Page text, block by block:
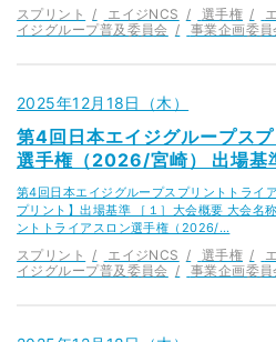
スプリント エイジNCS 選手権
イジグループ普及委員会
事業企画委員
2025年12月18日（木）
第4回日本エイジグループス
選手権（2026/宮崎） 出場基
第4回日本エイジグループスプリントトライ
プリント】出場基準 ［１］大会概要 大会名
ントトライアスロン選手権（2026/…
スプリント エイジNCS 選手権
イジグループ普及委員会
事業企画委員